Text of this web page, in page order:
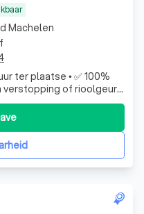
ter plaatse • ✅ 100%
snel en
Machelen